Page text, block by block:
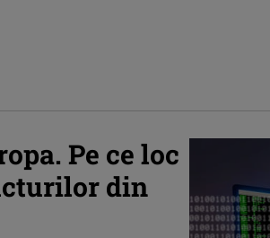
Pe ce loc
din